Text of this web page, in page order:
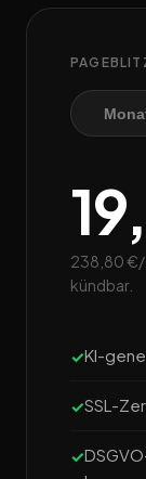
238,80 €/
kündbar.
KI-
SSL-